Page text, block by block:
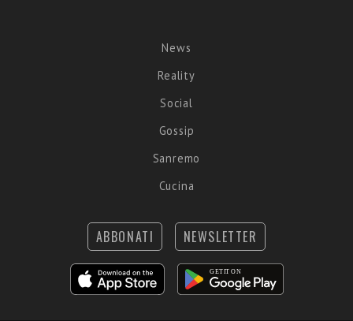
News
Reality
Social
Gossip
Sanremo
Cucina
ABBONATI NEWSLETTER